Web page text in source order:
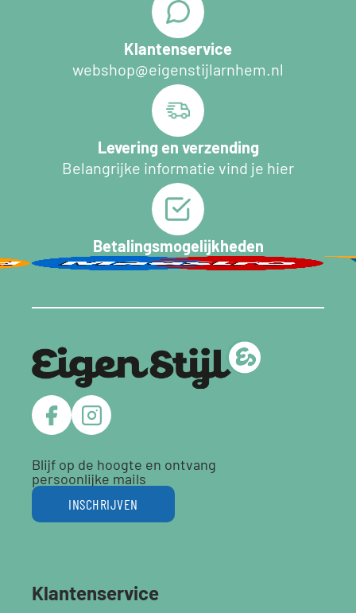
Klantenservice
webshop@eigenstijlarnhem.nl
Levering en verzending
Belangrijke informatie vind je hier
Betalingsmogelijkheden
Blijf op de hoogte en ontvang
persoonlijke mails
INSCHRIJVEN
Klantenservice